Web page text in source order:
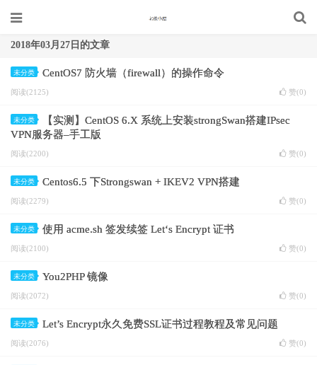
2018年03月27日的文章
未分类 CentOS7 防火墙（firewall）的操作命令
阅读(2125) 赞(0)
未分类
【实测】CentOS 6.X 系统上安装strongSwan搭建IPsec
VPN服务器–手工版
阅读(2200) 赞(0)
未分类 Centos6.5 下Strongswan + IKEV2 VPN搭建
阅读(2279) 赞(0)
未分类 使用 acme.sh 签发续签 Let‘s Encrypt 证书
阅读(2100) 赞(0)
未分类 You2PHP 镜像
阅读(2072) 赞(0)
未分类 Let’s Encrypt永久免费SSL证书过程教程及常见问题
阅读(2076) 赞(0)